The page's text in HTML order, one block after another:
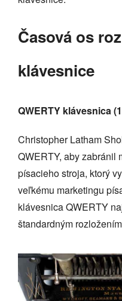
Časová os
klávesnice
QWERTY klávesnica
Christopher Latham
QWERTY, aby zabránil
písacieho stroja, ktorý
veľkému marketingu
klávesnica QWERTY
štandardným